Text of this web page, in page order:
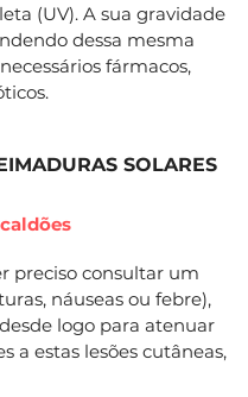
(UV). A sua gravidade
dessa mesma
fármacos,
SOLARES
preciso consultar um
náuseas ou febre),
logo para atenuar
a estas lesões cutâneas,